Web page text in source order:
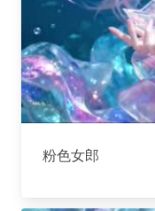
粉色女郎